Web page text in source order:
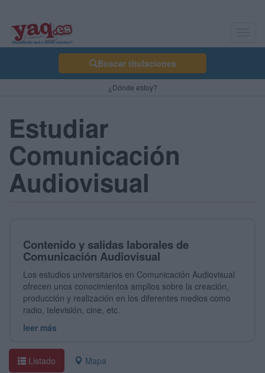
Buscar titulaciones
¿Dónde estoy?
Estudiar
Comunicación
Audiovisual
Contenido y salidas laborales de
Comunicación Audiovisual
Los estudios universitarios en Comunicación Audiovisual
ofrecen unos conocimientos amplios sobre la creación,
producción y realización en los diferentes medios como
radio, televisión, cine, etc.
leer más
Listado Mapa